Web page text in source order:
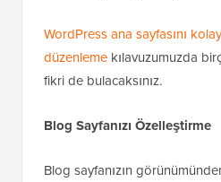
WordPress ana sayfasını
düzenleme kılavuzumuzda
fikri de bulacaksınız.
Blog Sayfanızı Özelleştirme
Blog sayfanızın